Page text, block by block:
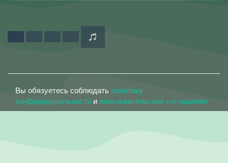
Вы обязуетесь соблюдать политику
конфиденциальности и пользовательское соглашение